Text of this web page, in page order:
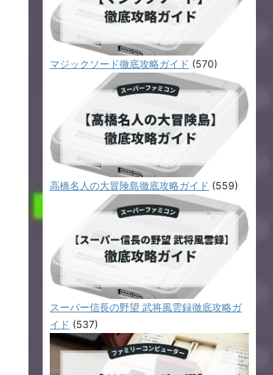
マジックソード徹底攻略ガイド (570)
高橋名人の大冒険島徹底攻略ガイド (559)
スーパー信長の野望 武将風雲録徹底攻略ガ
イド (537)